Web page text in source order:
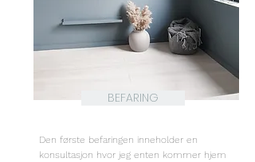
BEFARING
Den første befaringen inneholder en
konsultasjon hvor jeg enten kommer hjem